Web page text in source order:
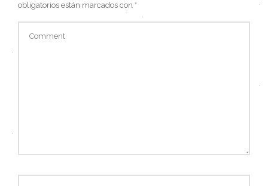
obligatorios están marcados con *